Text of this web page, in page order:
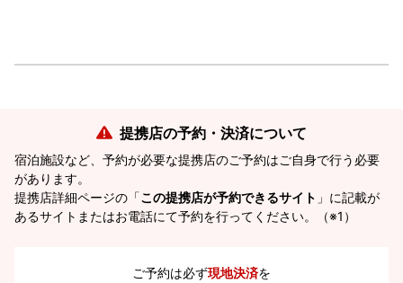
提携店の予約・決済について
宿泊施設など、予約が必要な提携店のご予約はご自身で行う必要
があります。
提携店詳細ページの「この提携店が予約できるサイト 」に記載が
あるサイトまたはお電話にて予約を行ってください。（※1）
ご予約は必ず現地決済を